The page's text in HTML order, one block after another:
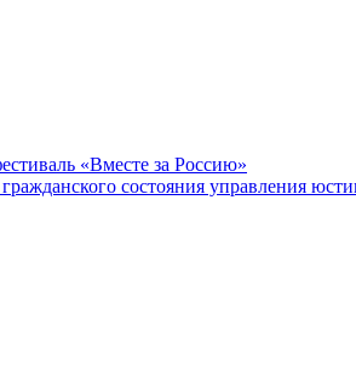
«Вместе за Россию»
состояния управления